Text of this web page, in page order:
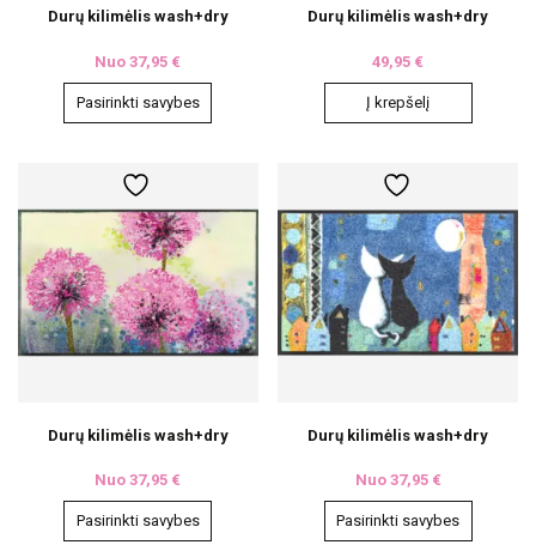
Durų kilimėlis wash+dry
Nuo37,95 €
Pasirinkti savybes
The
options
may
chosen
on
the
product
page
Durų kilimėlis wash+dry
49,95 €
Į krepšelį
Durų kilimėlis wash+dry
Nuo37,95 €
Pasirinkti savybes
Durų kilimėlis wash+dry
Nuo 37,95 €
Pasirinkti savybes